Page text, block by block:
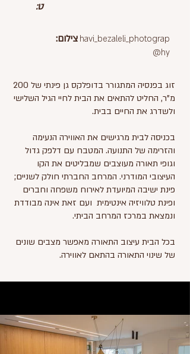
ט:
צילום: havi_bezaleli_photograp
hy@
זוג בפנסיה המתגורר בדופלקס גן פינתי של 200
מ"ר, החליט להתאים את הבית לחיי הגיל השלישי
ולשדרג את החיים בבית.
בכניסה לבית מרגישים את האווירה הנעימה
והזרימה של התנועה. המטבח עם דלפק גדול
וגופי תאורה מעוצבים שמבליטים את הקו
העיצובי המודרני. המרחב החברתי חולק לשניים;
פינת ישיבה המיועדת לאירוח משפחה וחברים
ופינת טלוויזיה אינטימית ועם זאת אינה מבודדת
ונמצאת במרכז המרחב הביתי.
בכל הבית עיצוב התאורה מאפשר מצבים שונים
של שינוי התאורה בהתאם לאווירה.